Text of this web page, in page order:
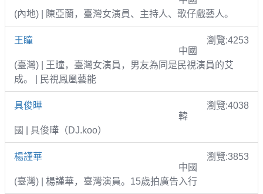
(內地) | 陳亞蘭，臺灣女演員、主持人、歌仔戲藝人。
王瞳
瀏覽:4253
中國
(臺灣) | 王瞳，臺灣女演員，男友為同是民視演員的艾
成。 | 民視鳳凰藝能
具俊曄
瀏覽:4038
韓
國 | 具俊曄（DJ.koo）
楊謹華
瀏覽:3853
中國
(臺灣) | 楊謹華，臺灣演員。15歲拍廣告入行